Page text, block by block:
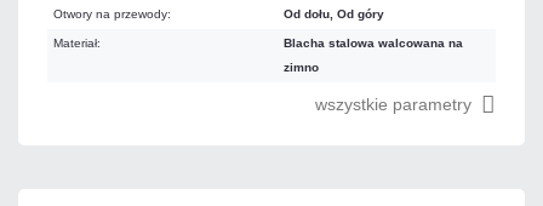
Otwory na przewody: Od dołu, Od góry
Materiał:
Blacha stalowa walcowana na
zimno
wszystkie parametry